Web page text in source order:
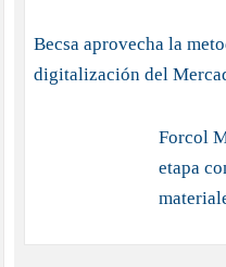
Becsa aprovecha la
digitalización del
Forcol
etapa